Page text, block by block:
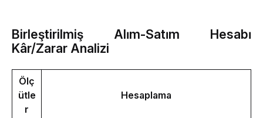
Birleştirilmiş Alım-Satım Hesabı
Kâr/Zarar Analizi
Ölç
ütle
r
Hesaplama